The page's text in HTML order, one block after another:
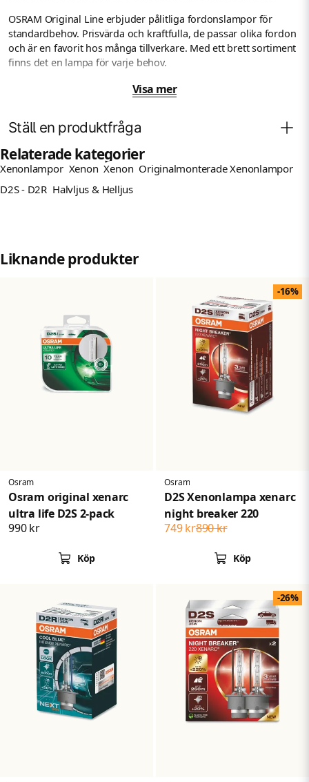
OSRAM Original Line erbjuder pålitliga fordonslampor för
standardbehov. Prisvärda och kraftfulla, de passar olika fordon
och är en favorit hos många tillverkare. Med ett brett sortiment
finns det en lampa för varje behov.
Sockel: P32d-2
Effekt: 35W
Färg: 4100K
Spänning: 85V
Visa mer
Ställ en produktfråga
question
Fråga oss något om denna produkten...
Mejladress
Ja, ni får publicera min fråga
Relaterade kategorier
Xenonlampor Xenon Xenon Originalmonterade Xenonlampor
D2S - D2R Halvljus & Helljus
Liknande produkter
Osram
Osram original xenarc
ultra life D2S 2-pack
990 kr
Köp
Osram
D2S Xenonlampa xenarc
night breaker 220
890 kr
749 kr
Köp
-16%
-26%